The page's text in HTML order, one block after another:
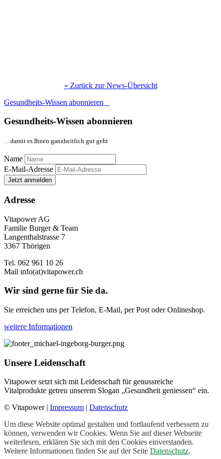
« Zurück zur News-Übersicht
Gesundheits-Wissen abonnieren
Gesundheits-Wissen abonnieren
…damit es Ihnen ganzheitlich gut geht
Name
E-Mail-Adresse
Jetzt anmelden
Adresse
Vitapower AG
Familie Burger & Team
Langenthalstrasse 7
3367 Thörigen
Tel. 062 961 10 26
Mail info(at)vitapower.ch
Wir sind gerne für Sie da.
Sie erreichen uns per Telefon, E-Mail, per Post oder Onlineshop.
weitere Informationen
Unsere Leidenschaft
Vitapower setzt sich mit Leidenschaft für genussreiche
Vitalprodukte getreu unserem Slogan „Gesundheit geniessen“ ein.
© Vitapower | Impressum
Datenschutz
Um diese Website optimal gestalten und fortlaufend verbessern zu
können, verwenden wir Cookies. Wenn Sie auf dieser Webseite
weiterlesen, erklären Sie sich mit den Cookies einverstanden.
Weitere Informationen finden Sie auf der Seite Datenschutz.